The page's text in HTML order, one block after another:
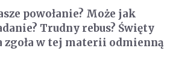
powołanie? Może jak
Trudny rebus? Święty
w tej materii odmienną